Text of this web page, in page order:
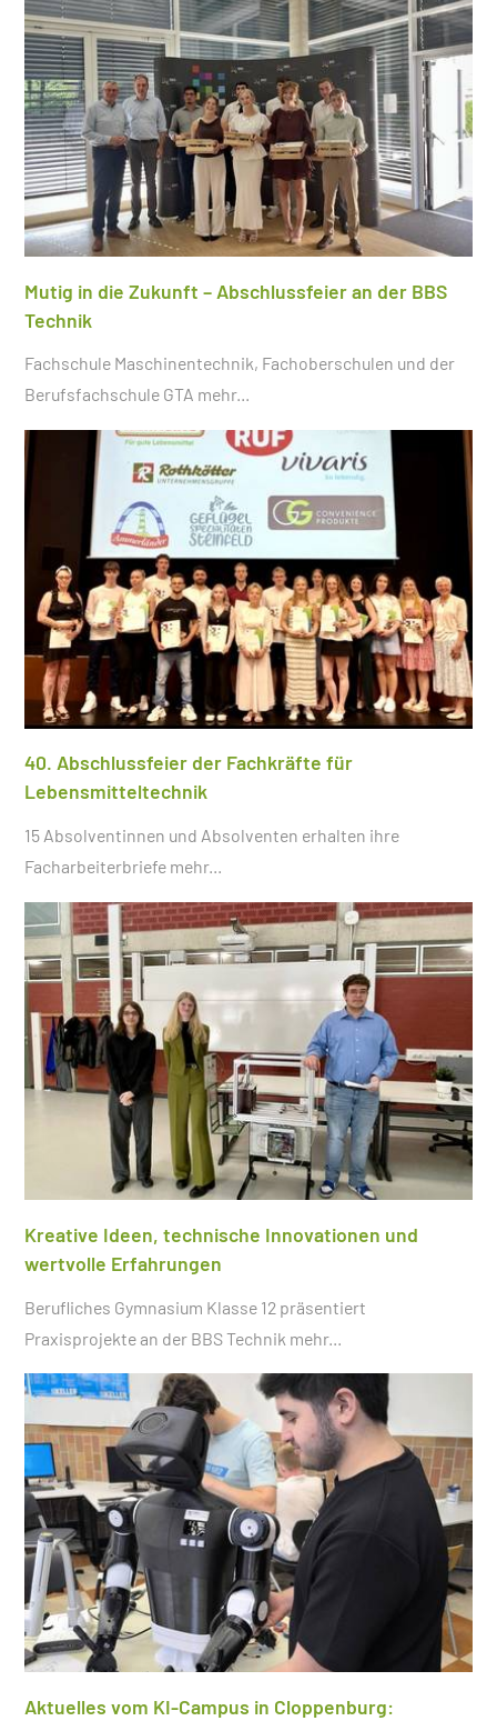
Mutig in die Zukunft – Abschlussfeier an der BBS
Technik
Fachschule Maschinentechnik, Fachoberschulen und der
Berufsfachschule GTA mehr...
40. Abschlussfeier der Fachkräfte für
Lebensmitteltechnik
15 Absolventinnen und Absolventen erhalten ihre
Facharbeiterbriefe mehr...
Kreative Ideen, technische Innovationen und
wertvolle Erfahrungen
Berufliches Gymnasium Klasse 12 präsentiert
Praxisprojekte an der BBS Technik mehr...
Aktuelles vom KI-Campus in Cloppenburg: